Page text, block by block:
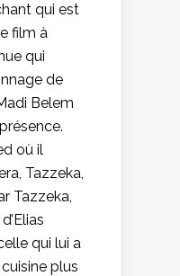
qui est
film à
qui
de
Belem
où il
Tazzeka,
Tazzeka,
qui lui a
plus